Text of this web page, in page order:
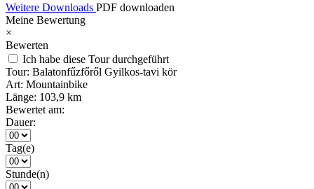
Weitere Downloads PDF downloaden
Meine Bewertung
×
Bewerten
Ich habe diese Tour durchgeführt
Tour: Balatonfűzfőről Gyilkos-tavi kör
Art: Mountainbike
Länge: 103,9 km
Bewertet am:
Dauer:
Tag(e)
Stunde(n)